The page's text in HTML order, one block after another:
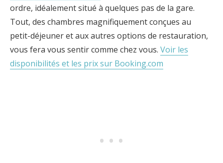
ordre, idéalement situé à quelques pas de la gare.
Tout, des chambres magnifiquement conçues au
petit-déjeuner et aux autres options de restauration,
vous fera vous sentir comme chez vous. Voir les
disponibilités et les prix sur Booking.com